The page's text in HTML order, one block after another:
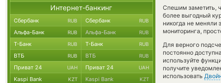
Спешим заметить,
более выгодный
никогда не
мониторинга,
Для верного
постоянно
используйте
получите
использовать
Интернет-банкинг
Сбербанк RUB Сбербанк RUB
Альфа-Банк RUB Альфа-Банк RUB
Т-Банк RUB Т-Банк RUB
ВТБ RUB ВТБ RUB
Приват 24 UAH Приват 24 UAH
Kaspi Bank KZT Kaspi Bank KZT